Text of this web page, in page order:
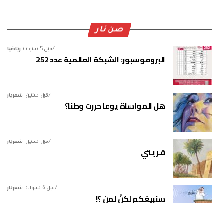
صن نار
رياضيا قبل 5 سنوات
البروموسبور: الشبكة العالمية عدد 252
شعريار قبل سنتين
هل المواساة يوما حررت وطنا؟
شعريار قبل سنتين
قـريـتي
شعريار قبل 6 سنوات
سنبيعُكم لكنْ لمَن ؟!